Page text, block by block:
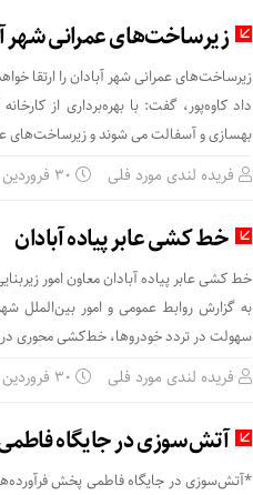
زیرساخت‌های عمرانی شهر
زیرساخت‌های عمرانی شهر آبادان را ارتقا
داد کاوه‌پور، گفت: با بهره‌برداری از
بهسازی و آسفالت می شوند و زیرساخت‌های
فریده لندی مورد فلی ۳۰ فروردین
خط کشی عابر پیاده آبادان
خط کشی عابر پیاده آبادان معاون امور
به گزارش روابط عمومی و امور بین‌الملل
سهولت در تردد خودروها، خط‌کشی محوری
فریده لندی مورد فلی ۳۰ فروردین
آتش‌سوزی در جایگاه
*آتش‌سوزی در جایگاه فاطمی پخش